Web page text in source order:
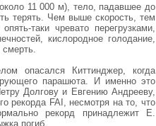
11 000 м), тело, падавшее до
терять. Чем выше скорость, тем
таки чревато перегрузками,
кислородное голодание,
опасался Киттинджер, когда
парашюта. И именно это
Долгову и Евгению Андрееву,
рекорда FAI, несмотря на то, что
рекорд принадлежит Е.
погиб.